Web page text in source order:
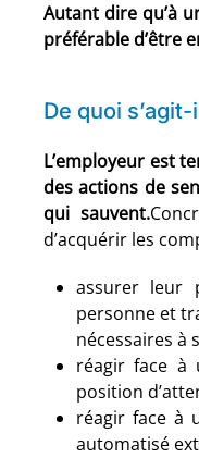
Autant dire qu’à
préférable d’être
De quoi s’agit-
L’employeur est
des actions de
qui sauvent.
d’acquérir les
assurer leur
personne et
nécessaires à
réagir face à
position
réagir face à
automatisé